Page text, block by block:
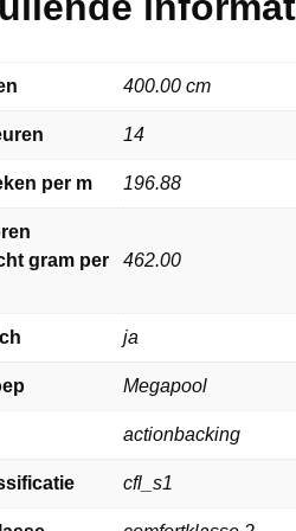
400.00 cm
14
per m 196.88
gram per
462.00
ja
Megapool
actionbacking
cfl_s1